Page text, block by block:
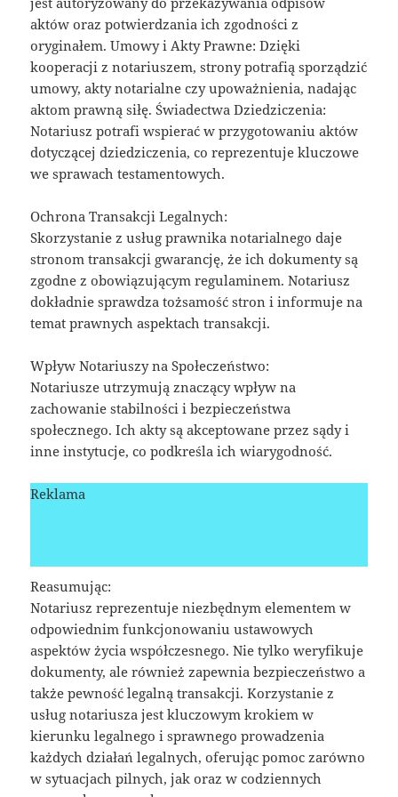
aktów oraz potwierdzania ich zgodności z
oryginałem. Umowy i Akty Prawne: Dzięki
kooperacji z notariuszem, strony potrafią sporządzić
umowy, akty notarialne czy upoważnienia, nadając
aktom prawną siłę. Świadectwa Dziedziczenia:
Notariusz potrafi wspierać w przygotowaniu aktów
dotyczącej dziedziczenia, co reprezentuje kluczowe
we sprawach testamentowych.
Ochrona Transakcji Legalnych:
Skorzystanie z usług prawnika notarialnego daje
stronom transakcji gwarancję, że ich dokumenty są
zgodne z obowiązującym regulaminem. Notariusz
dokładnie sprawdza tożsamość stron i informuje na
temat prawnych aspektach transakcji.
Wpływ Notariuszy na Społeczeństwo:
Notariusze utrzymują znaczący wpływ na
zachowanie stabilności i bezpieczeństwa
społecznego. Ich akty są akceptowane przez sądy i
inne instytucje, co podkreśla ich wiarygodność.
Reklama
Reasumując:
Notariusz reprezentuje niezbędnym elementem w
odpowiednim funkcjonowaniu ustawowych
aspektów życia współczesnego. Nie tylko weryfikuje
dokumenty, ale również zapewnia bezpieczeństwo a
także pewność legalną transakcji. Korzystanie z
usług notariusza jest kluczowym krokiem w
kierunku legalnego i sprawnego prowadzenia
każdych działań legalnych, oferując pomoc zarówno
w sytuacjach pilnych, jak oraz w codziennych